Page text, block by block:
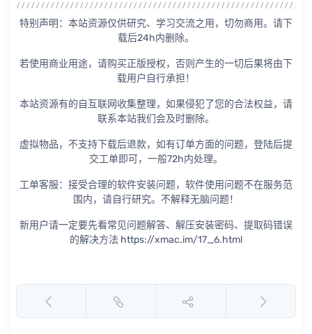
特别声明：本站资源仅供研究、学习交流之用，切勿商用。请下
载后24h内删除。
若使用商业用途，请购买正版授权，否则产生的一切后果将由下
载用户自行承担！
本站资源有的自互联网收集整理，如果侵犯了您的合法权益，请
联系本站我们会及时删除。
虚拟物品，不支持下载后退款，如有订单方面的问题，登陆后提
交工单即可，一般72h内处理。
工单客服：接受合理的软件安装问题，软件使用问题不在服务范
围内，请自行研究。不解释无脑问题！
新用户请一定要先看常见问题解答、解压安装密码、提取码错误
的解决方法 https://xmac.im/17_6.html